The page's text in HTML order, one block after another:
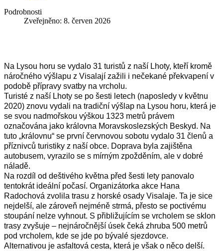
Podrobnosti
Zveřejněno: 8. červen 2026
Na Lysou horu se vydalo 31 turistů z naší Lhoty, kteří kromě
náročného výšlapu z Visalají zažili i nečekané překvapení v
podobě přípravy svatby na vrcholu.
Turisté z naší Lhoty se po šesti letech (naposledy v květnu
2020) znovu vydali na tradiční výšlap na Lysou horu, která je
se svou nadmořskou výškou 1323 metrů právem
označována jako královna Moravskoslezských Beskyd. Na
tuto „královnu“ se první červnovou sobotu vydalo 31 členů a
příznivců turistiky z naší obce. Doprava byla zajištěna
autobusem, vyrazilo se s mírným zpožděním, ale v dobré
náladě.
Na rozdíl od deštivého května před šesti lety panovalo
tentokrát ideální počasí. Organizátorka akce Hana
Radochová zvolila trasu z horské osady Visalaje. Ta je sice
nejdelší, ale zároveň nejméně strmá, přesto se poctivému
stoupání nelze vyhnout. S přibližujícím se vrcholem se sklon
trasy zvyšuje – nejnáročnější úsek čeká zhruba 500 metrů
pod vrcholem, kde se jde po bývalé sjezdovce.
Alternativou je asfaltová cesta, která je však o něco delší.